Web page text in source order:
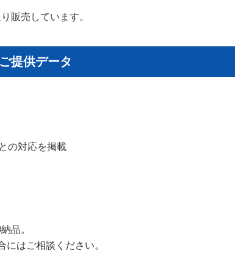
販売しています。
提供データ
の対応を掲載
品。
はご相談ください。